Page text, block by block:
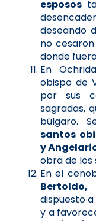
esposos
deseando
no
donde
En
obispo de
por sus
sagradas,
búlgaro.
santos
y
obra de los
En el
Bertoldo,
dispuesto
y a